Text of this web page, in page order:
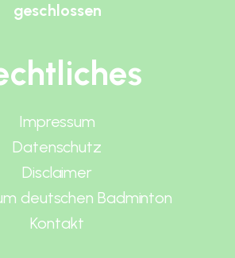
geschlossen
Impressum
Datenschutz
Disclaimer
deutschen Badminton
Kontakt